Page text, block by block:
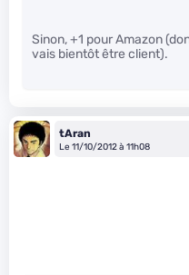
Sinon, +1 pour Amazon
vais bientôt être client).
tAran
Le 11/10/2012 à 11h08